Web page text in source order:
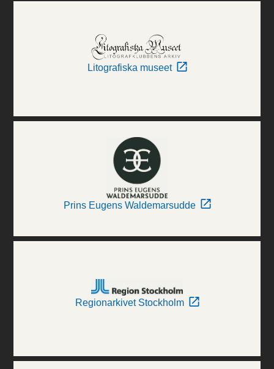
Litografiska museet
Prins Eugens Waldemarsudde
Regionarkivet Stockholm